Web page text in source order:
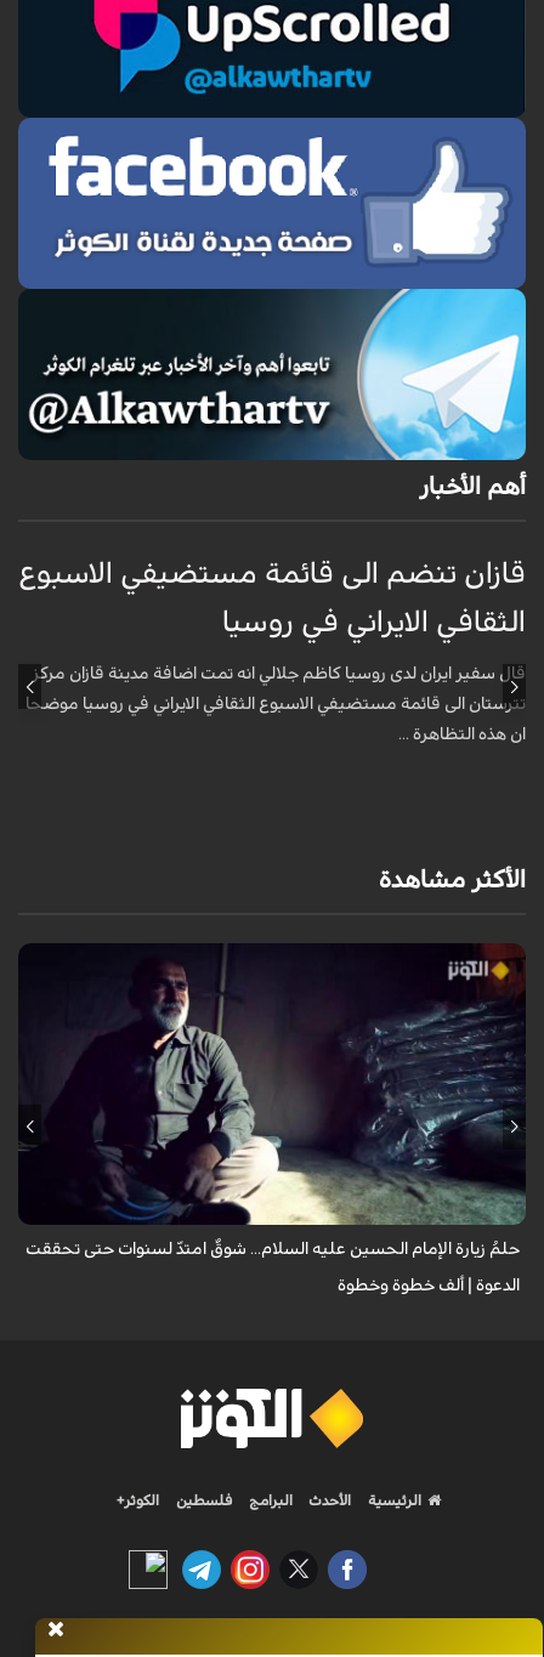
أهم الأخبار
قازان تنضم الى قائمة مستضيفي الاسبوع
الثقافي الايراني في روسيا
قال سفير ايران لدى روسيا كاظم جلالي انه تمت اضافة مدينة قازان مركز
تترستان الى قائمة مستضيفي الاسبوع الثقافي الايراني في روسيا موضحا
ان هذه التظاهرة ...
الأكثر مشاهدة
يروي عددٌ من الزائرين مشاعر الشوق التي لازمتهم لسنوات وهم يتمنون زيارة
الإمام الحسين عليه السلام، مؤكدين أن العقبات المادية والظروف الشخصية لم
حلمُ زيارة الإمام الحسين عليه السلام... شوقٌ امتدّ لسنوات حتى تحققت
الدعوة | ألف خطوة وخطوة
الرئيسية الأحدث البرامج فلسطين الكوثر+
Nilesat 11900 V | Badr 8 11747 V | Badr5 12284 V